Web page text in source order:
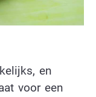
en
voor een